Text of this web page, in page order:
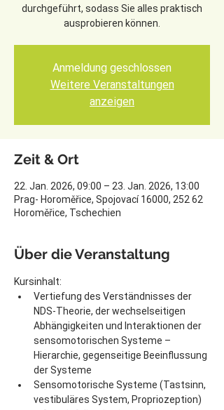
durchgeführt, sodass Sie alles praktisch
ausprobieren können.
Anmeldung geschlossen
Weitere Veranstaltungen
anzeigen
Zeit & Ort
22. Jan. 2026, 09:00 – 23. Jan. 2026, 13:00
Prag- Horoměřice, Spojovací 16000, 252 62
Horoměřice, Tschechien
Über die Veranstaltung
Kursinhalt:
Vertiefung des Verständnisses der
NDS-Theorie, der wechselseitigen
Abhängigkeiten und Interaktionen der
sensomotorischen Systeme –
Hierarchie, gegenseitige Beeinflussung
der Systeme
Sensomotorische Systeme (Tastsinn,
vestibuläres System, Propriozeption)